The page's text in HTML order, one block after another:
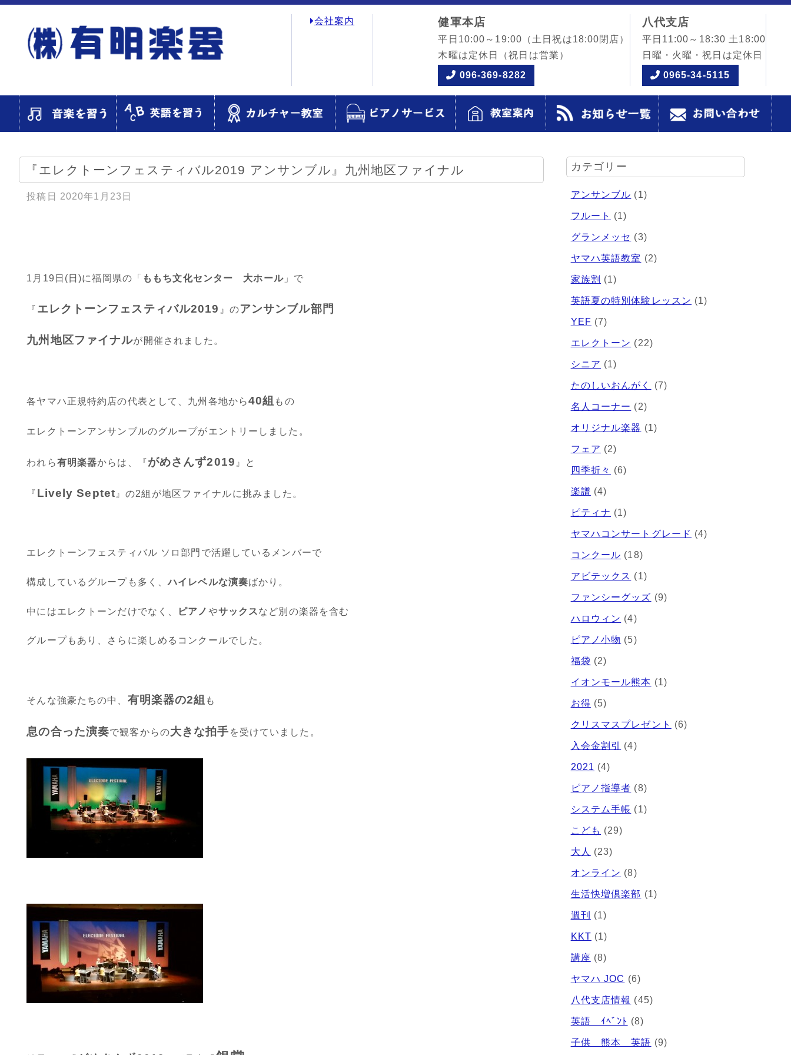
会社案内 健軍本店
平日10:00～19:00 （土日祝は18:00閉店）
木曜は定休日
（祝日は営業）
096-369-8282
八代支店
平日11:00～18:30 土18:00
日曜・火曜・祝日は定休日
0965-34-5115
『エレクトーンフェスティバル2019 アンサンブル』九州地区ファイナル
投稿日 2020年1月23日
1月19日(日)に福岡県の「 ももち文化センター 大ホール」で
『 エレクトーンフェスティバル2019 』のアンサンブル部門
九州地区ファイナルが開催されました。
各ヤマハ正規特約店の代表として、九州各地から40組 もの
エレクトーンアンサンブルのグループがエントリーしました。
われら有明楽器からは、 『がめさんず2019 』 と
『 Lively Septet 』の2組が地区ファイナルに挑みました。
エレクトーンフェスティバル ソロ部門で活躍しているメンバーで
構成しているグループも多く、ハイレベルな演奏ばかり。
中にはエレクトーンだけでなく、 ピアノ やサックスなど別の楽器を含む
グループもあり、さらに楽しめるコンクールでした。
そんな強豪たちの中、 有明楽器の2組 も
息の合った演奏で観客からの大きな拍手 を受けていました。
カテゴリー
アンサンブル (1)
フルート (1)
グランメッセ (3)
ヤマハ英語教室 (2)
家族割 (1)
英語夏の特別体験レッスン (1)
YEF (7)
エレクトーン (22)
シニア (1)
たのしいおんがく (7)
名人コーナー (2)
オリジナル楽器 (1)
フェア (2)
四季折々 (6)
楽譜 (4)
ピティナ (1)
ヤマハコンサートグレード (4)
コンクール (18)
アビテックス (1)
ファンシーグッズ (9)
ハロウィン (4)
ピアノ小物 (5)
福袋 (2)
イオンモール熊本 (1)
お得 (5)
クリスマスプレゼント (6)
入会金割引 (4)
2021 (4)
ピアノ指導者 (8)
システム手帳 (1)
こども (29)
大人 (23)
オンライン (8)
生活快増倶楽部 (1)
週刊 (1)
KKT (1)
講座 (8)
ヤマハ JOC (6)
八代支店情報 (45)
英語 ｲﾍﾞﾝﾄ (8)
子供 熊本 英語 (9)